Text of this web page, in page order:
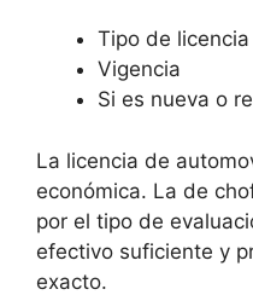
Tipo de licencia
Vigencia
Si es nueva o
La licencia de
económica. La de
por el tipo de
efectivo suficiente y
exacto.